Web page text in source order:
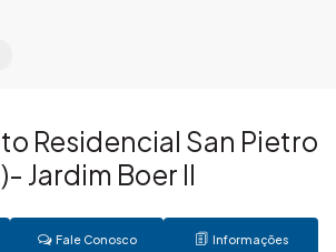
Residencial San Pietro
Jardim Boer II
Fale Conosco Informações